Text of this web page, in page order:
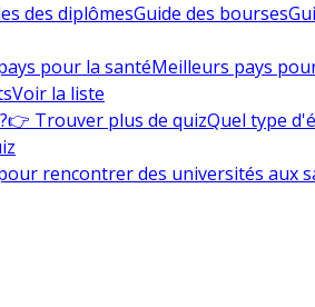
des diplômesGuide des bourses
pour la santéMeilleurs pays
Voir la liste
👉 Trouver plus de quizQuel type
rencontrer des universités aux